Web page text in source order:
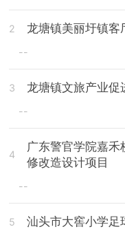
2 龙塘镇美丽圩镇客
--
3 龙塘镇文旅产业促
--
4
广东警官学院嘉
修改造设计项目
--
5 汕头市大窖小学足